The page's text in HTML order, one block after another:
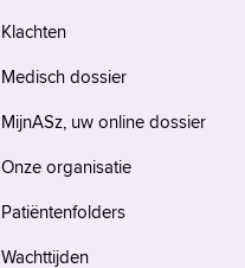
Klachten
Medisch dossier
MijnASz, uw online dossier
Onze organisatie
Patiëntenfolders
Wachttijden